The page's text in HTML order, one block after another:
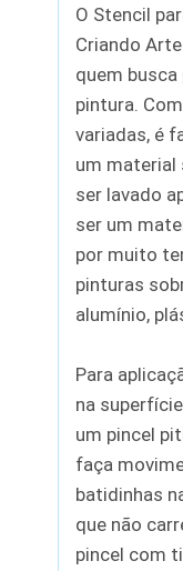
O Stencil
Criando
quem
pintura.
variadas, é
um material
ser lavado
ser um
por muito
pinturas
alumínio,
Para
na
um pincel
faça
batidinhas
que não
pincel com